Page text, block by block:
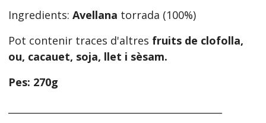
Ingredients:Avellana torrada (100%)
Pot contenir traces d'altres fruits de clofolla,
ou, cacauet, soja, llet i sèsam.
Pes: 270g